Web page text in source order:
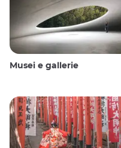
Musei e gallerie